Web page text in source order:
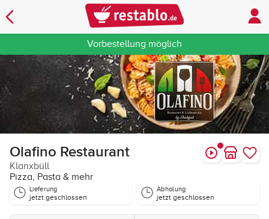
Vorbestellung möglich
Olafino Restaurant
Klanxbüll
Pizza, Pasta & mehr
Lieferung
jetzt geschlossen
Abholung
jetzt geschlossen